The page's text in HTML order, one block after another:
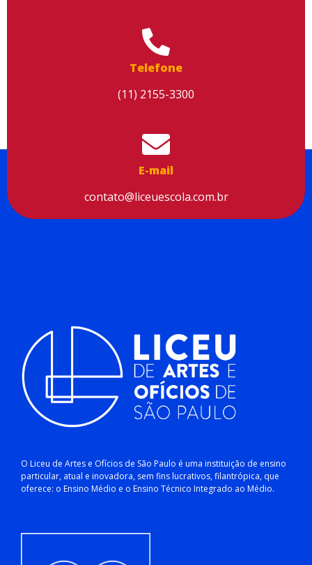
Telefone
(11) 2155-3300
E-mail
contato@liceuescola.com.br
O Liceu de Artes e Ofícios de São Paulo é uma instituição de ensino
particular, atual e inovadora, sem fins lucrativos, filantrópica, que
oferece: o Ensino Médio e o Ensino Técnico Integrado ao Médio.
Utilizamos cookies para facilitar o uso do site, personalizar o
conteúdo, melhorar o seu desempenho e proporcionar mais
segurança à sua navegação. Para saber mais, consulte nossa
Aceitar cookies